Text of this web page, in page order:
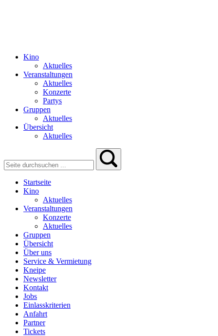
Kino
Aktuelles
Veranstaltungen
Aktuelles
Konzerte
Partys
Gruppen
Aktuelles
Übersicht
Aktuelles
Startseite
Kino
Aktuelles
Veranstaltungen
Konzerte
Aktuelles
Gruppen
Übersicht
Über uns
Service & Vermietung
Kneipe
Newsletter
Kontakt
Jobs
Einlasskriterien
Anfahrt
Partner
Tickets